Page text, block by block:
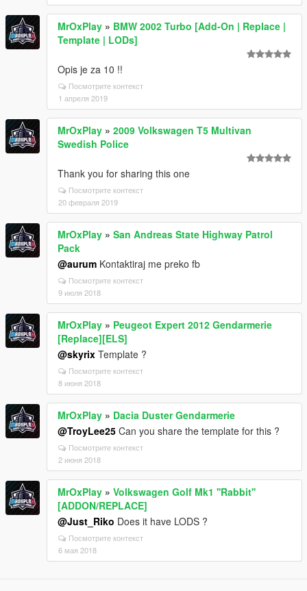
MrOxPlay » BMW 2002 Turbo [Add-On | Replace |
Template | LODs]
Opis je za 10 !!
Посмотрите контекст
1 апреля 2019
MrOxPlay » 2009 Volkswagen T5 Multivan
Swedish Police
Thank you for sharing this one
Посмотрите контекст
20 февраля 2019
MrOxPlay » San Andreas State Highway Patrol
Pack
@aurum Kontaktiraj me preko fb
Посмотрите контекст
9 июля 2018
MrOxPlay » Peugeot Expert 2012 Gendarmerie
[Replace][ELS]
@skyrix Template ?
Посмотрите контекст
8 июня 2018
MrOxPlay » Dacia Duster Gendarmerie
@TroyLee25 Can you share the template for this ?
Посмотрите контекст
2 июня 2018
MrOxPlay » Volkswagen Golf Mk1 ''Rabbit''
[ADDON/REPLACE]
@Just_Riko Does it have LODS ?
Посмотрите контекст
6 мая 2018